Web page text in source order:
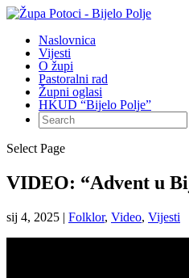
Naslovnica
Vijesti
O župi
Pastoralni rad
Župni oglasi
HKUD “Bijelo Polje”
Select Page
VIDEO: “Advent u
sij 4, 2025 | Folklor, Video, Vijesti